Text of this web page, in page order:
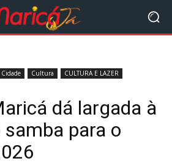
Cidade Cultura
CULTURA E LAZER
dá largada à
para o